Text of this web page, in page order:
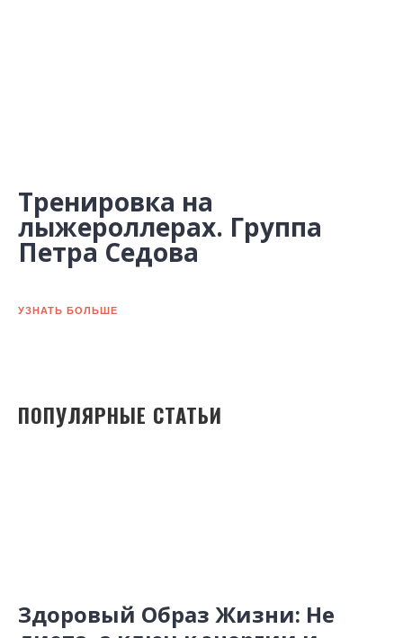
Тренировка на
лыжероллерах. Группа
Петра Седова
УЗНАТЬ БОЛЬШЕ
ПОПУЛЯРНЫЕ СТАТЬИ
Здоровый Образ Жизни: Не